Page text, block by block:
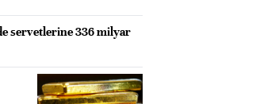
servetlerine 336 milyar